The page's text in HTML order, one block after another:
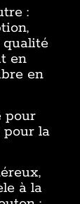
:
qualité
en
en
pour
pour la
à la